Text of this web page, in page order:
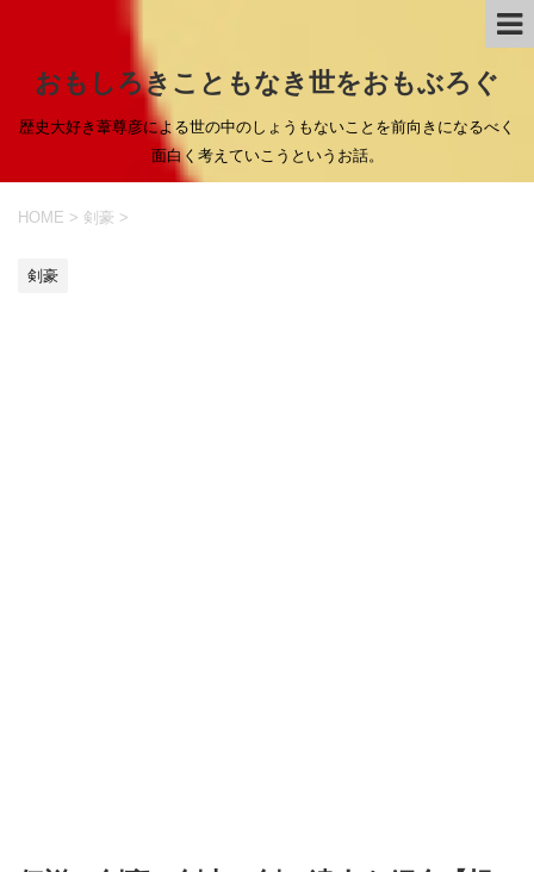
おもしろきこともなき世をおもぶろぐ
歴史大好き葦尊彦による世の中のしょうもないことを前向きになるべく
面白く考えていこうというお話。
HOME > 剣豪 >
剣豪